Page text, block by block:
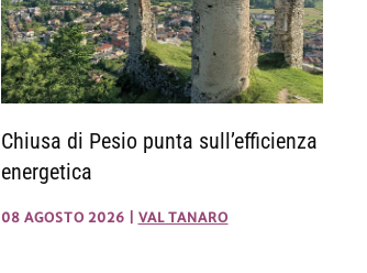
Chiusa di Pesio punta sull’efficienza
energetica
08 AGOSTO 2026 VAL TANARO